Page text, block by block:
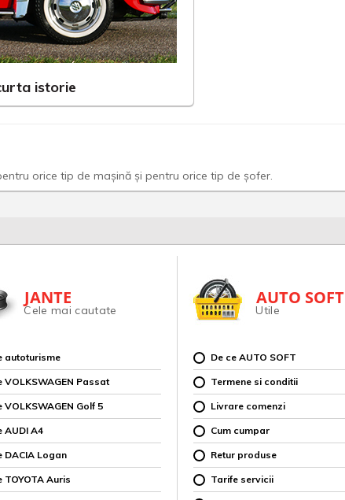
istorie
orice tip de mașină și pentru orice tip de șofer.
JANTE
Cele mai cautate
autoturisme
VOLKSWAGEN Passat
VOLKSWAGEN Golf 5
AUDI A4
DACIA Logan
TOYOTA Auris
AUTO SOFT
Utile
De ce AUTO SOFT
Termene si conditii
Livrare comenzi
Cum cumpar
Retur produse
Tarife servicii